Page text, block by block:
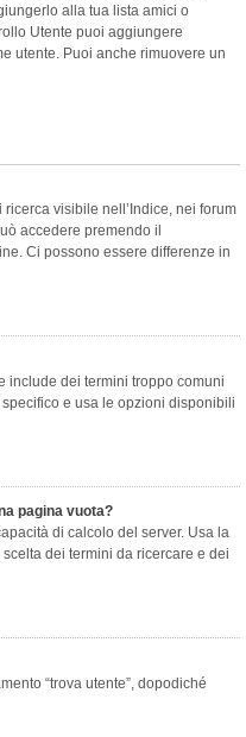
alla tua lista amici o
Utente puoi aggiungere
utente. Puoi anche rimuovere un
visibile nell’Indice, nei forum
accedere premendo il
Ci possono essere differenze in
include dei termini troppo comuni
e usa le opzioni disponibili
pagina vuota?
di calcolo del server. Usa la
dei termini da ricercare e dei
“trova utente”, dopodiché